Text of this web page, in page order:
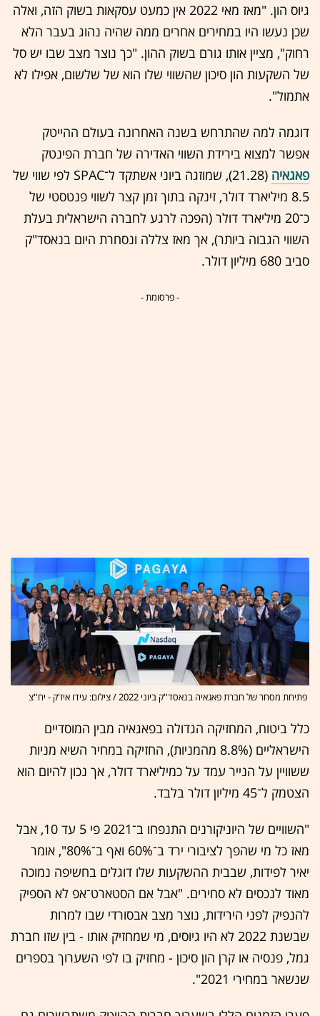
גיוס הון. "מאז מאי 2022 אין כמעט עסקאות בשוק הזה, ואלה
שכן נעשו היו במחירים אחרים ממה שהיה נהוג בעבר הלא
רחוק", מציין אותו גורם בשוק ההון. "כך נוצר מצב שבו יש סל
של השקעות הון סיכון שהשווי שלו הוא של שלשום, אפילו לא
אתמול".
דוגמה למה שהתרחש בשנה האחרונה בעולם ההייטק
אפשר למצוא בירידת השווי האדירה של חברת הפינטק
פאגאיה
(21.28), שמוזגה ביוני אשתקד ל־SPAC לפי שווי של
8.5 מיליארד דולר, זינקה בתוך זמן קצר לשווי פנטסטי של
כ־20 מיליארד דולר (הפכה לרגע לחברה הישראלית בעלת
השווי הגבוה ביותר), אך מאז צללה ונסחרת היום בנאסד"ק
סביב 680 מיליון דולר.
- פרסומת -
פתיחת מסחר של חברת פאגאיה בנאסד''ק ביוני 2022 / צילום: עידו איז'ק - יח''צ
כלל ביטוח, המחזיקה הגדולה בפאגאיה מבין המוסדיים
הישראליים (8.8% מהמניות), החזיקה במחיר השיא מניות
ששוויין על הנייר עמד על כמיליארד דולר, אך נכון להיום הוא
הצטמק ל־45 מיליון דולר בלבד.
"השוויים של היוניקורנים התנפחו ב־2021 פי 5 עד 10, אבל
מאז כל מי שהפך לציבורי ירד ב־60% ואף ב־80%", אומר
יאיר לפידות, שבבית ההשקעות שלו דוגלים בחשיפה נמוכה
מאוד לנכסים לא סחירים. "אבל אם הסטארט־אפ לא הספיק
להנפיק לפני הירידות, נוצר מצב אבסורדי שבו למרות
שבשנת 2022 לא היו גיוסים, מי שמחזיק אותו - בין שזו חברת
גמל, פנסיה או קרן הון סיכון - מחזיק בו לפי השערוך בספרים
שנשאר במחירי 2021".